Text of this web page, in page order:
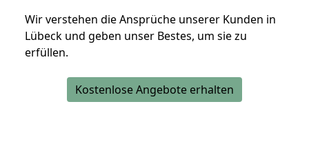
Wir verstehen die Ansprüche unserer Kunden in
Lübeck und geben unser Bestes, um sie zu
erfüllen.
Kostenlose Angebote erhalten